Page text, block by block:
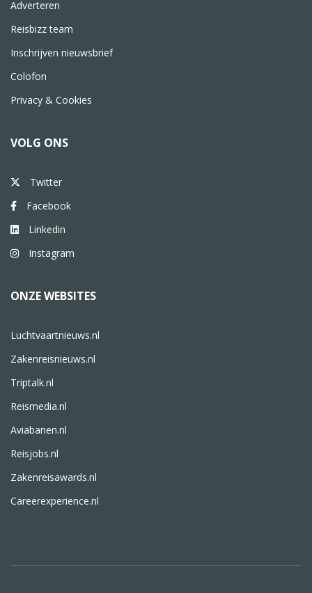
Adverteren
Reisbizz team
Inschrijven nieuwsbrief
Colofon
Privacy & Cookies
VOLG ONS
Twitter
Facebook
Linkedin
Instagram
ONZE WEBSITES
Luchtvaartnieuws.nl
Zakenreisnieuws.nl
Triptalk.nl
Reismedia.nl
Aviabanen.nl
Reisjobs.nl
Zakenreisawards.nl
Careerexperience.nl